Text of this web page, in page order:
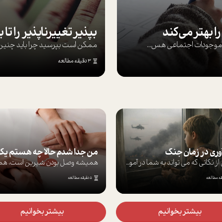
بهتر می‌کند
موجودات اجتماعی هس... ممکن است بپرسيد چرا بايد چنين
3 دقیقه مطالعه
در زمان جنگ
برخی از نکاتی که می تواند به شما در آموز...
بیشتر بخوانیم
5 دقیقه مطالعه
بیشتر بخوانیم